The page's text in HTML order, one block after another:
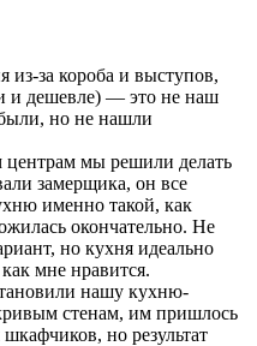
из-за короба и выступов,
и дешевле) — это не наш
но не нашли
центрам мы решили делать
замерщика, он все
именно такой, как
окончательно. Не
но кухня идеально
мне нравится.
нашу кухню-
стенам, им пришлось
но результат